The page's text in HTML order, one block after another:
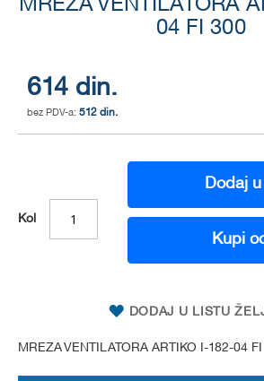
MREZA VENTILATORA
04 FI 300
614 din.
512 din.
Kol
Dodaj
Kupi
DODAJ U LISTU
MREZA VENTILATORA ARTIKO I-182-04
the
images
gallery